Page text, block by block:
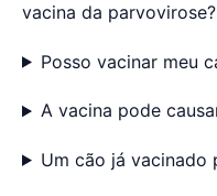
vacina da parvovirose?
Posso vacinar meu
A vacina pode
Um cão já vacinado